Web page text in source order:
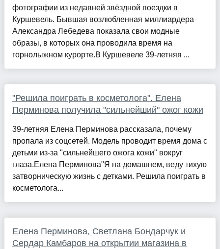
фотографии из недавней звёздной поездки в
Куршевель. Бывшая возлюбленная миллиардера
Александра Лебедева показала свои модные
образы, в которых она проводила время на
горнолыжном курорте.В Куршевеле 39-летняя ...
"Решила поиграть в косметолога". Елена
Перминова получила "сильнейший" ожог кожи
39-летняя Елена Перминова рассказала, почему
пропала из соцсетей. Модель проводит время дома с
детьми из-за "сильнейшего ожога кожи" вокруг
глаза.Елена Перминова"Я на домашнем, веду тихую
затворническую жизнь с детками. Решила поиграть в
косметолога...
Елена Перминова, Светлана Бондарчук и
Сердар Камбаров на открытии магазина в